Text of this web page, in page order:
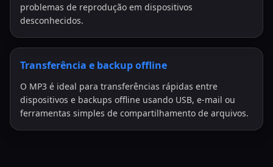
problemas de reprodução em dispositivos
desconhecidos.
Transferência e backup offline
O MP3 é ideal para transferências rápidas entre
dispositivos e backups offline usando USB, e-mail ou
ferramentas simples de compartilhamento de arquivos.